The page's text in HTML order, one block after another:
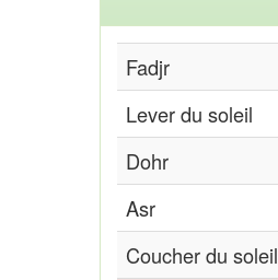
Fadjr
Lever du soleil
Dohr
Asr
Coucher du soleil